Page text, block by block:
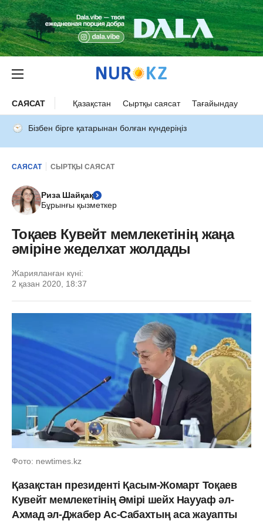
САЯСАТ Қазақстан Сыртқы саясат Тағайындау
Бізбен бірге қатарынан болған күндеріңіз
САЯСАТ СЫРТҚЫ САЯСАТ
Риза Шайқақ
Бұрынғы қызметкер
Тоқаев Кувейт мемлекетінің жаңа
әміріне жеделхат жолдады
Жарияланған күні:
2 қазан 2020, 18:37
Фото: newtimes.kz
Қазақстан президенті Қасым-Жомарт Тоқаев
Кувейт мемлекетінің Әмірі шейх Наууаф әл-
Ахмад әл-Джабер Ас-Сабахтың аса жауапты